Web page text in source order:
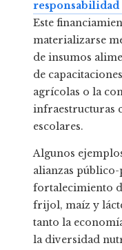
Este
materializarse
de insumos
de
agrícolas o la
infraestructuras
escolares.
Algunos
alianzas
fortalecimiento
frijol, maíz y
tanto la
la diversidad